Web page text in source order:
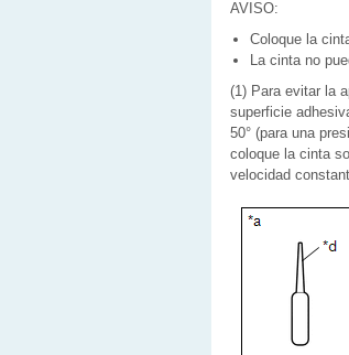
AVISO:
Coloque la
La cinta no
(1) Para evitar la
superficie
50° (para una
coloque la cinta
velocidad